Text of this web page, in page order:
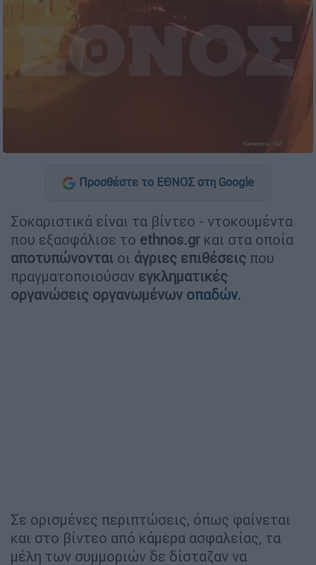
Προσθέστε το ΕΘΝΟΣ στη Google
Σοκαριστικά είναι τα βίντεο - ντοκουμέντα
που εξασφάλισε το ethnos.gr και στα οποία
αποτυπώνονται οι άγριες επιθέσεις που
πραγματοποιούσαν εγκληματικές
οργανώσεις οργανωμένων οπαδών.
Σε ορισμένες περιπτώσεις, όπως φαίνεται
και στο βίντεο από κάμερα ασφαλείας, τα
μέλη των συμμοριών δε δίσταζαν να